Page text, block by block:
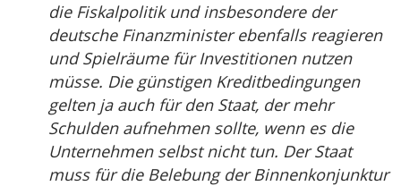
die Fiskalpolitik und insbesondere der
deutsche Finanzminister ebenfalls reagieren
und Spielräume für Investitionen nutzen
müsse. Die günstigen Kreditbedingungen
gelten ja auch für den Staat, der mehr
Schulden aufnehmen sollte, wenn es die
Unternehmen selbst nicht tun. Der Staat
muss für die Belebung der Binnenkonjunktur